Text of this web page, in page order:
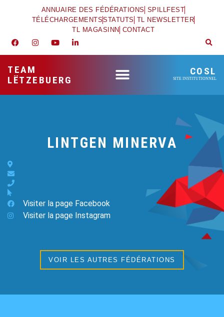
ANNUAIRE DES FÉDÉRATIONS SPILLFEST
TÉLÉCHARGEMENTSSTATUTS TL NEWSLETTER
TL MAGASINN CONTACT
TEAM
LËTZEBUERG
COSL
SITE INSTITUTIONNEL
LINTGEN MINERVA
Visiter la page Facebook
Visiter la page Instagram
VOIR LES AUTRES FÉDÉRATIONS